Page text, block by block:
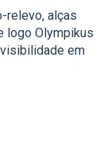
relevo, alças
logo Olympikus
em